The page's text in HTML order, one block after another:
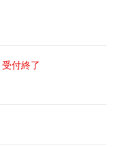
受付終了